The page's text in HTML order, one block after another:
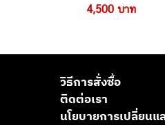
4,500 บาท
วิธีการสั่งซื้อ
ติดต่อเรา
นโยบายการเปลี่ยนแ